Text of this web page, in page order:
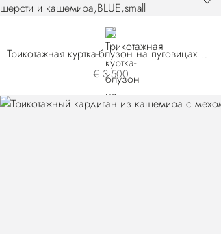
BLUE
Трикотажная куртка-блузон на пуговицах из шерсти и кашемира
€ 3.500